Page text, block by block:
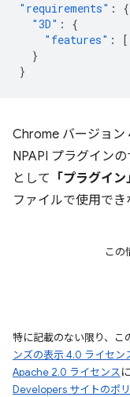
"requirements" :
{
"3D" :
{
"features" : [
}
}
Chrome バージョン
NPAPI プラグイン
として 「プラグイン」
ファイルで使用でき
この
特に記載のない限り、こ
ンズの表示 4.0 ライセン
Apache 2.0 ライセンス
Developers サイトのポ